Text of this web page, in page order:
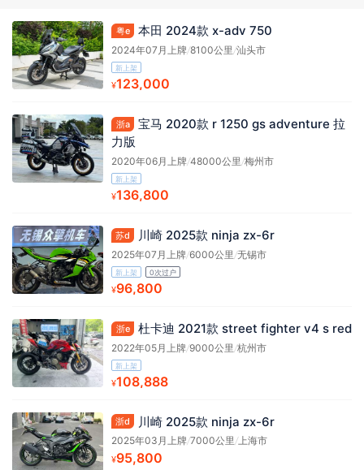
粤e 本田 2024款 x-adv 750
2024年07月上牌/8100公里 /汕头市
新上架
¥123,000
浙a
宝马 2020款 r 1250 gs adventure 拉
力版
2020年06月上牌/48000公里 /梅州市
新上架
¥136,800
苏d 川崎 2025款 ninja zx-6r
2025年07月上牌/6000公里 /无锡市
新上架 0次过户
¥96,800
浙e 杜卡迪 2021款 street fighter v4 s red
2022年05月上牌/9000公里 /杭州市
新上架
¥108,888
浙d 川崎 2025款 ninja zx-6r
2025年03月上牌/7000公里/上海市
¥95,800